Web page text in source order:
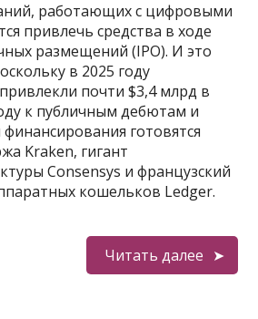
работающих с цифровыми
привлечь средства в ходе
размещений (IPO). И это
в 2025 году
почти $3,4 млрд в
к публичным дебютам и
готовятся
Kraken, гигант
Consensys и французский
кошельков Ledger.
Читать далее